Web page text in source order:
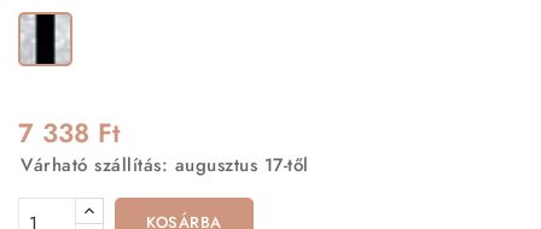
Fekete-
ezüst
7 338 Ft
Várható szállítás: augusztus 17-től
KOSÁRBA